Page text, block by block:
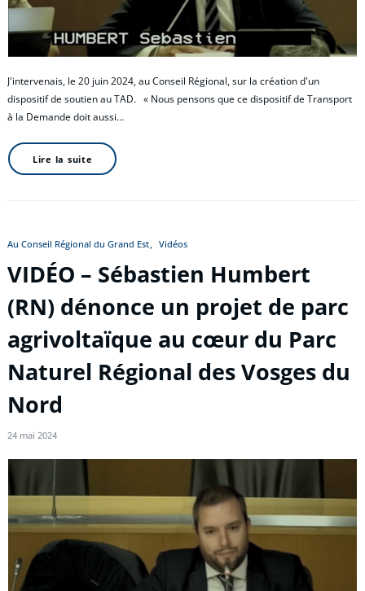
J'intervenais, le 20 juin 2024, au Conseil Régional, sur la création d'un
dispositif de soutien au TAD. « Nous pensons que ce dispositif de Transport
à la Demande doit aussi…
Lire la suite
Au Conseil Régional du Grand Est Vidéos
VIDÉO – Sébastien Humbert
(RN) dénonce un projet de parc
agrivoltaïque au cœur du Parc
Naturel Régional des Vosges du
Nord
24 mai 2024